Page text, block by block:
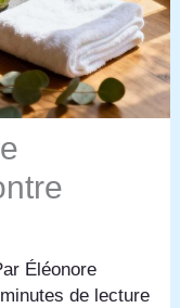
Éléonore
de lecture